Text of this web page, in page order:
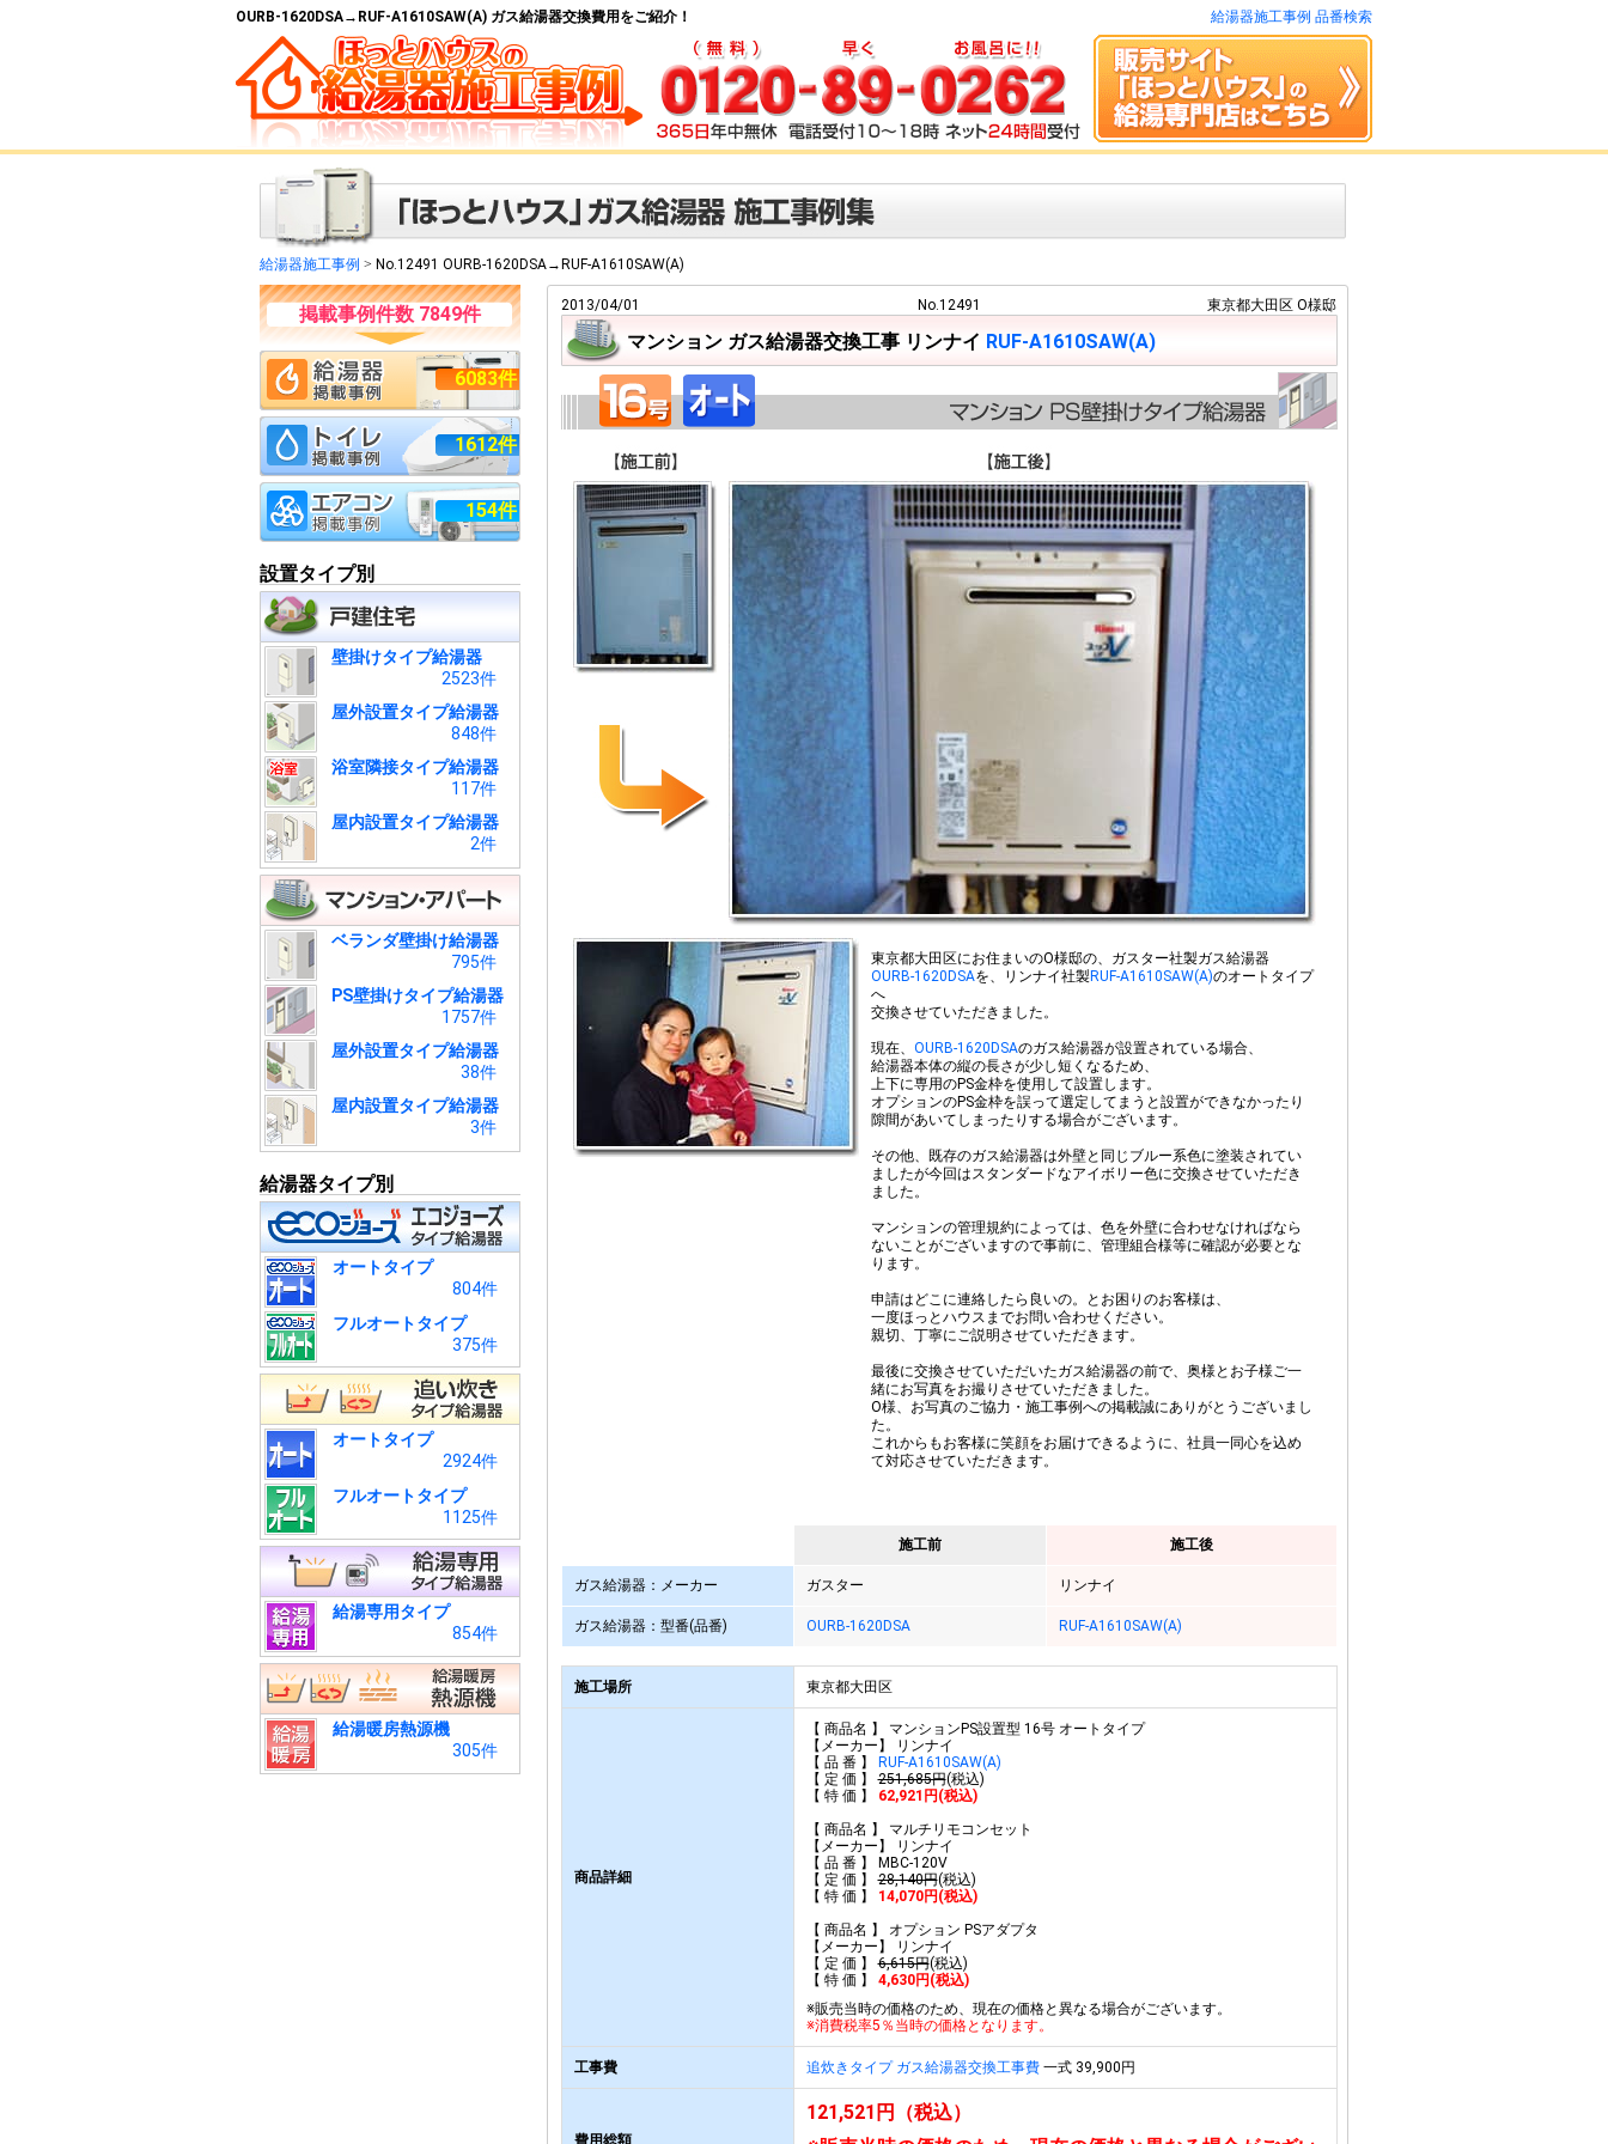
OURB-1620DSA→RUF-A1610SAW(A) ガス給湯器交換費用をご紹介！ 給湯器施工事例 品番検索
給湯器施工事例 > No.12491 OURB-1620DSA→RUF-A1610SAW(A)
掲載事例件数 7849件
6083件
1612件
154件
設置タイプ別
壁掛けタイプ給湯器
2523件
屋外設置タイプ給湯器
848件
浴室隣接タイプ給湯器
117件
屋内設置タイプ給湯器
2件
ベランダ壁掛け給湯器
795件
PS壁掛けタイプ給湯器
1757件
屋外設置タイプ給湯器
38件
屋内設置タイプ給湯器
3件
給湯器タイプ別
オートタイプ
804件
フルオートタイプ
375件
オートタイプ
2924件
フルオートタイプ
1125件
給湯専用タイプ
854件
給湯暖房熱源機
305件
2013/04/01 No.12491 東京都大田区 O様邸
マンション ガス給湯器交換工事 リンナイ RUF-A1610SAW(A)
東京都大田区にお住まいのO様邸の、ガスター社製ガス給湯器
OURB-1620DSAを、リンナイ社製RUF-A1610SAW(A)のオートタイプ
へ
交換させていただきました。
現在、 OURB-1620DSAのガス給湯器が設置されている場合、
給湯器本体の縦の長さが少し短くなるため、
上下に専用のPS金枠を使用して設置します。
オプションのPS金枠を誤って選定してまうと設置ができなかったり
隙間があいてしまったりする場合がございます。
その他、既存のガス給湯器は外壁と同じブルー系色に塗装されてい
ましたが今回はスタンダードなアイボリー色に交換させていただき
ました。
マンションの管理規約によっては、色を外壁に合わせなければなら
ないことがございますので事前に、管理組合様等に確認が必要とな
ります。
申請はどこに連絡したら良いの。とお困りのお客様は、
一度ほっとハウスまでお問い合わせください。
親切、丁寧にご説明させていただきます。
最後に交換させていただいたガス給湯器の前で、奥様とお子様ご一
緒にお写真をお撮りさせていただきました。
O様、お写真のご協力・施工事例への掲載誠にありがとうございまし
た。
これからもお客様に笑顔をお届けできるように、社員一同心を込め
て対応させていただきます。
施工前 施工後
ガス給湯器：メーカー ガスター リンナイ
ガス給湯器：型番(品番) OURB-1620DSA RUF-A1610SAW(A)
施工場所 東京都大田区
商品詳細
【 商品名 】 マンションPS設置型 16号 オートタイプ
【メーカー】 リンナイ
【 品 番 】
RUF-A1610SAW(A)
【 定 価 】251,685円(税込)
【 特 価 】
62,921円(税込)
【 商品名 】 マルチリモコンセット
【メーカー】 リンナイ
【 品 番 】 MBC-120V
【 定 価 】28,140円(税込)
【 特 価 】
14,070円(税込)
【 商品名 】 オプション PSアダプタ
【メーカー】 リンナイ
【 定 価 】6,615円(税込)
【 特 価 】 4,630円(税込)
※販売当時の価格のため、現在の価格と異なる場合がございます。
※消費税率5％当時の価格となります。
工事費 追炊きタイプ ガス給湯器交換工事費一式 39,900円
費用総額
121,521円（税込）